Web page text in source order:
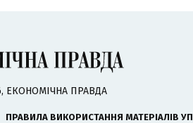
ЕКОНОМІЧНА ПРАВДА
ПРАВИЛА ВИКОРИСТАННЯ МАТЕРІАЛІВ УП